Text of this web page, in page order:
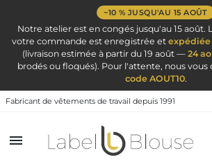
−10 % JUSQU'AU 15 AOÛT
Notre atelier est en congés jusqu'au 15 août.
votre commande est enregistrée et expédiée
(livraison estimée à partir du 19 août — 24
brodés ou floqués). Pour l'attente, nous vous
code AOUT10.
Fabricant de vêtements de travail depuis 1991

Vêtement de travail Blouse médicale